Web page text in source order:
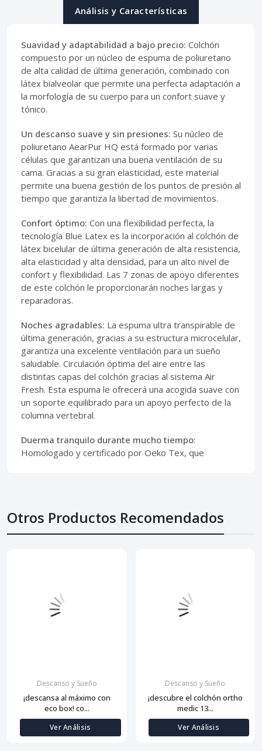
Análisis y Características
Suavidad y adaptabilidad a bajo precio: Colchón
compuesto por un núcleo de espuma de poliuretano
de alta calidad de última generación, combinado con
látex bialveolar que permite una perfecta adaptación a
la morfología de su cuerpo para un confort suave y
tónico.
Un descanso suave y sin presiones: Su núcleo de
poliuretano AearPur HQ está formado por varias
células que garantizan una buena ventilación de su
cama. Gracias a su gran elasticidad, este material
permite una buena gestión de los puntos de presión al
tiempo que garantiza la libertad de movimientos.
Confort óptimo: Con una flexibilidad perfecta, la
tecnología Blue Latex es la incorporación al colchón de
látex bicelular de última generación de alta resistencia,
alta elasticidad y alta densidad, para un alto nivel de
confort y flexibilidad. Las 7 zonas de apoyo diferentes
de este colchón le proporcionarán noches largas y
reparadoras.
Noches agradables: La espuma ultra transpirable de
última generación, gracias a su estructura microcelular,
garantiza una excelente ventilación para un sueño
saludable. Circulación óptima del aire entre las
distintas capas del colchón gracias al sistema Air
Fresh. Esta espuma le ofrecerá una acogida suave con
un soporte equilibrado para un apoyo perfecto de la
columna vertebral.
Duerma tranquilo durante mucho tiempo:
Homologado y certificado por Oeko Tex, que
Otros Productos Recomendados
Descanso y Sueño
¡descansa al máximo con
eco box! co...
Ver Análisis
Descanso y Sueño
¡descubre el colchón ortho
medic 13...
Ver Análisis